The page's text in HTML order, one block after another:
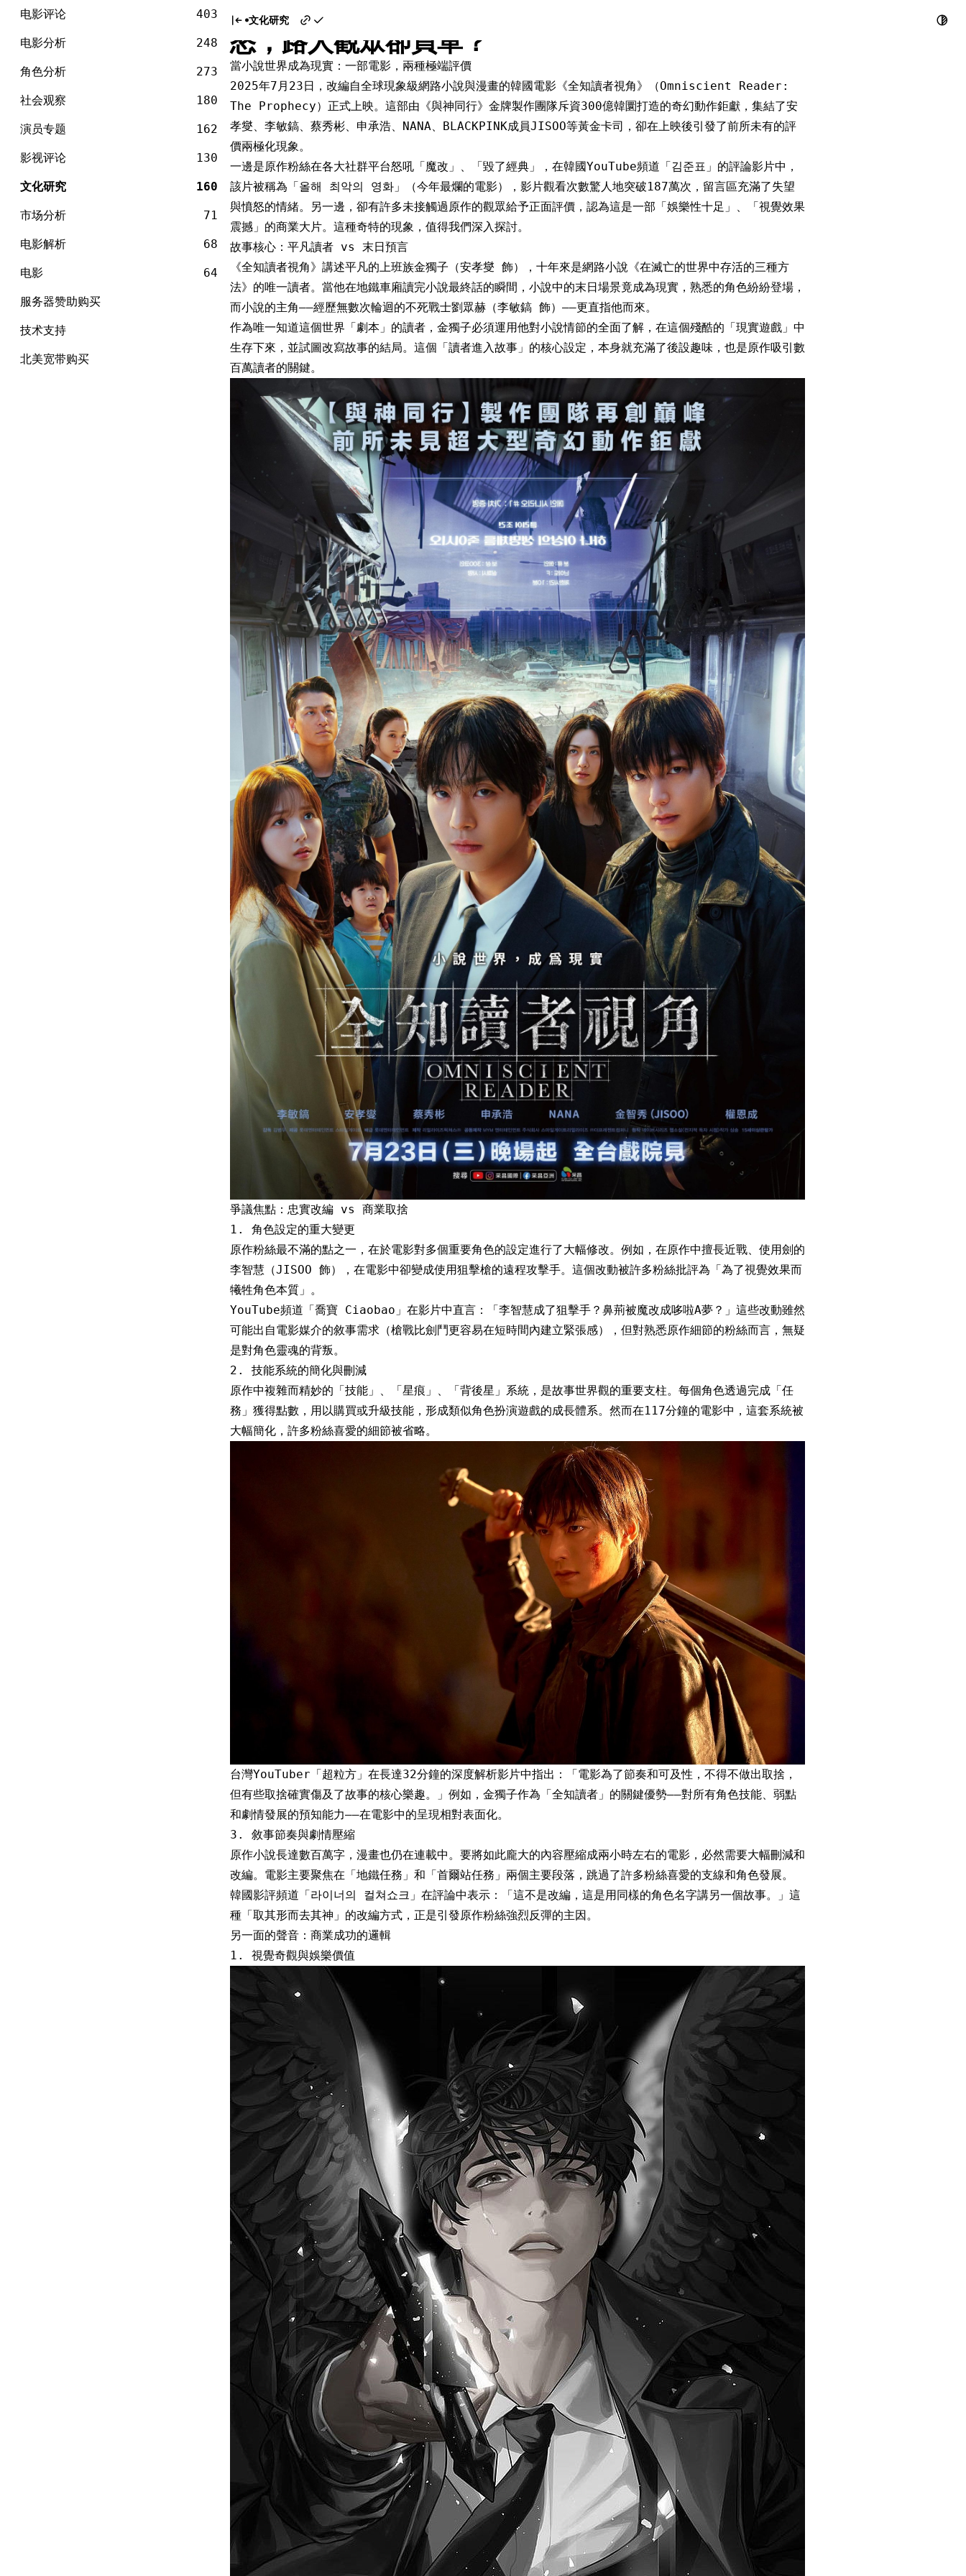
Skip
content
电影评论 403
电影分析 248
角色分析 273
社会观察 180
演员专题 162
影视评论 130
文化研究 160
市场分析 71
电影解析 68
电影 64
服务器赞助购买
技术支持
北美宽带购买
文化研究
《全知讀者視角》真人版爭議解析：為何原作粉暴
怒，路人觀眾卻買單？
當小說世界成為現實：一部電影，兩種極端評價
2025年7月23日，改編自全球現象級網路小說與漫畫的韓國電影《全知讀者視角》（Omniscient Reader:
The Prophecy）正式上映。這部由《與神同行》金牌製作團隊斥資300億韓圜打造的奇幻動作鉅獻，集結了安
孝燮、李敏鎬、蔡秀彬、申承浩、NANA、BLACKPINK成員JISOO等黃金卡司，卻在上映後引發了前所未有的評
價兩極化現象。
一邊是原作粉絲在各大社群平台怒吼「魔改」、「毀了經典」，在韓國YouTube頻道「김준표」的評論影片中，
該片被稱為「올해 최악의 영화」（今年最爛的電影），影片觀看次數驚人地突破187萬次，留言區充滿了失望
與憤怒的情緒。另一邊，卻有許多未接觸過原作的觀眾給予正面評價，認為這是一部「娛樂性十足」、「視覺效果
震撼」的商業大片。這種奇特的現象，值得我們深入探討。
故事核心：平凡讀者 vs 末日預言
《全知讀者視角》講述平凡的上班族金獨子（安孝燮 飾），十年來是網路小說《在滅亡的世界中存活的三種方
法》的唯一讀者。當他在地鐵車廂讀完小說最終話的瞬間，小說中的末日場景竟成為現實，熟悉的角色紛紛登場，
而小說的主角——經歷無數次輪迴的不死戰士劉眾赫（李敏鎬 飾）——更直指他而來。
作為唯一知道這個世界「劇本」的讀者，金獨子必須運用他對小說情節的全面了解，在這個殘酷的「現實遊戲」中
生存下來，並試圖改寫故事的結局。這個「讀者進入故事」的核心設定，本身就充滿了後設趣味，也是原作吸引數
百萬讀者的關鍵。
爭議焦點：忠實改編 vs 商業取捨
1. 角色設定的重大變更
原作粉絲最不滿的點之一，在於電影對多個重要角色的設定進行了大幅修改。例如，在原作中擅長近戰、使用劍的
李智慧（JISOO 飾），在電影中卻變成使用狙擊槍的遠程攻擊手。這個改動被許多粉絲批評為「為了視覺效果而
犧牲角色本質」。
YouTube頻道「喬寶 Ciaobao」在影片中直言：「李智慧成了狙擊手？鼻荊被魔改成哆啦A夢？」這些改動雖然
可能出自電影媒介的敘事需求（槍戰比劍鬥更容易在短時間內建立緊張感），但對熟悉原作細節的粉絲而言，無疑
是對角色靈魂的背叛。
2. 技能系統的簡化與刪減
原作中複雜而精妙的「技能」、「星痕」、「背後星」系統，是故事世界觀的重要支柱。每個角色透過完成「任
務」獲得點數，用以購買或升級技能，形成類似角色扮演遊戲的成長體系。然而在117分鐘的電影中，這套系統被
大幅簡化，許多粉絲喜愛的細節被省略。
台灣YouTuber「超粒方」在長達32分鐘的深度解析影片中指出：「電影為了節奏和可及性，不得不做出取捨，
但有些取捨確實傷及了故事的核心樂趣。」例如，金獨子作為「全知讀者」的關鍵優勢——對所有角色技能、弱點
和劇情發展的預知能力——在電影中的呈現相對表面化。
3. 敘事節奏與劇情壓縮
原作小說長達數百萬字，漫畫也仍在連載中。要將如此龐大的內容壓縮成兩小時左右的電影，必然需要大幅刪減和
改編。電影主要聚焦在「地鐵任務」和「首爾站任務」兩個主要段落，跳過了許多粉絲喜愛的支線和角色發展。
韓國影評頻道「라이너의 컬쳐쇼크」在評論中表示：「這不是改編，這是用同樣的角色名字講另一個故事。」這
種「取其形而去其神」的改編方式，正是引發原作粉絲強烈反彈的主因。
另一面的聲音：商業成功的邏輯
1. 視覺奇觀與娛樂價值